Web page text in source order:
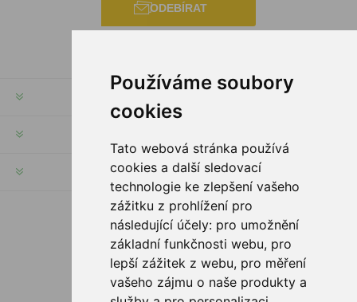
Používáme soubory
cookies
Tato webová stránka používá
cookies a další sledovací
technologie ke zlepšení vašeho
zážitku z prohlížení pro
následující účely: pro umožnění
základní funkčnosti webu, pro
lepší zážitek z webu, pro měření
vašeho zájmu o naše produkty a
ODEBÍRAT
INFORMACE
SLEDUJTE NÁS